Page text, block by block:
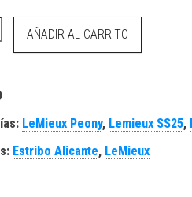
Hadley Hoodie Peony cantidad
AÑADIR AL CARRITO
LeMieux Peony, Lemieux SS25,
Estribo Alicante, LeMieux